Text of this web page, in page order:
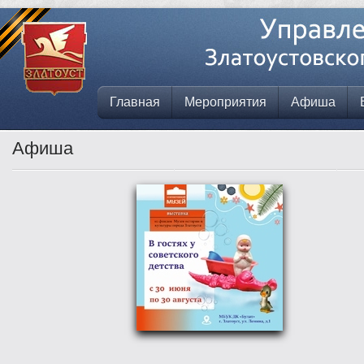
Главная Мероприятия Афиша
Афиша